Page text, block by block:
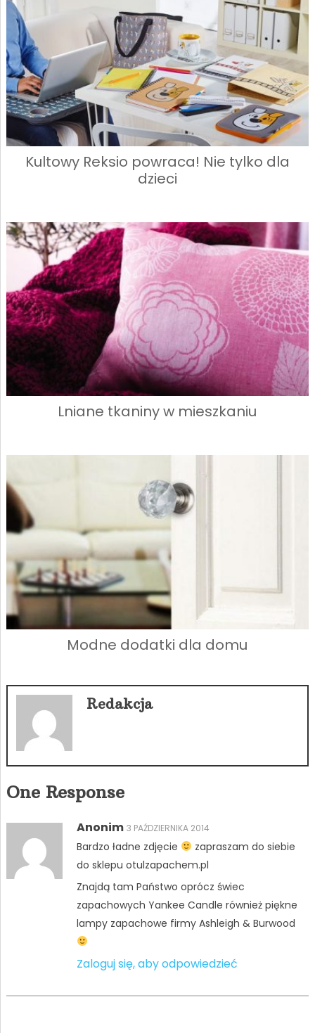
Kultowy Reksio powraca! Nie tylko dla
dzieci
Lniane tkaniny w mieszkaniu
Modne dodatki dla domu
Redakcja
One Response
Anonim 3 PAŹDZIERNIKA 2014
Bardzo ładne zdjęcie
zapraszam do siebie
do sklepu otulzapachem.pl
Znajdą tam Państwo oprócz świec
zapachowych Yankee Candle również piękne
lampy zapachowe firmy Ashleigh & Burwood
Zaloguj się, aby odpowiedzieć